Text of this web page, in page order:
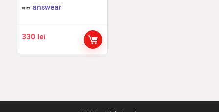
answear
330 lei